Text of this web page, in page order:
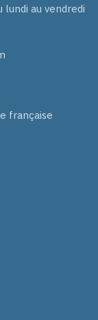
au vendredi
française